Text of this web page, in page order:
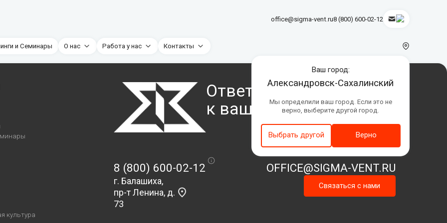
office@sigma-vent.ru8 (800) 600-02-12
и Семинары О нас Работа у нас Контакты
Ваш город:
Александровск-Сахалинский
Мы определили ваш город. Если это не
верно, выберите другой город.
Выбрать другой Верно
культура
Ответственный подход
к вашему проекту
8 (800) 600-02-12 OFFICE@SIGMA-VENT.RU
г. Балашиха,
пр-т Ленина, д.
73
Связаться с нами